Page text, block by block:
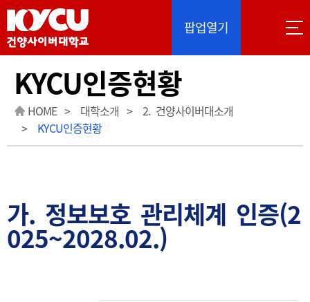
이 사이트는 Google 자동 번역을 제공합니다. 번역
팝업열기
KYCU인증현황
HOME 대학소개
2. 건양사이버대소개
KYCU인증현황
가. 정보보호 관리체계 인증(2
025~2028.02.)